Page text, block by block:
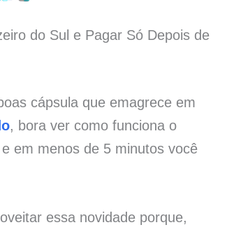
do Sul e Pagar Só Depois de
cápsula que emagrece em
, bora ver como funciona o
em menos de 5 minutos você
essa novidade porque,